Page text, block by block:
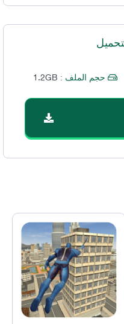
حجم الملف : 1.2GB